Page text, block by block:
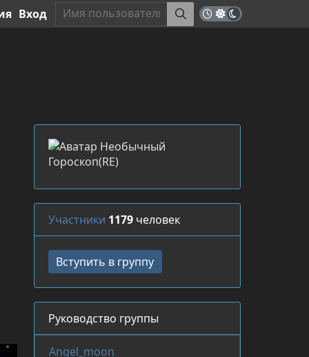
Вход
Участники 1179 человек
Руководство группы
Angel_moon